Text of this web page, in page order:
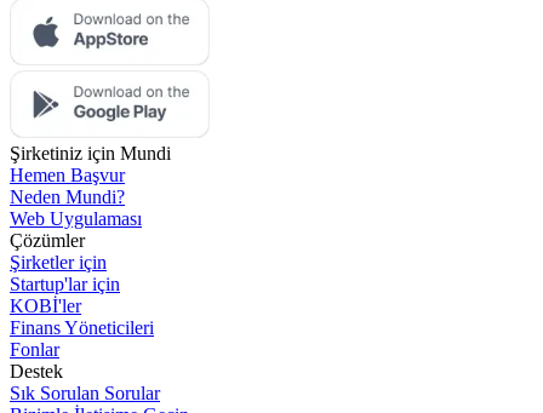
Şirketiniz için Mundi
Hemen Başvur
Neden Mundi?
Web Uygulaması
Çözümler
Şirketler için
Startup'lar için
KOBİ'ler
Finans Yöneticileri
Fonlar
Destek
Sık Sorulan Sorular